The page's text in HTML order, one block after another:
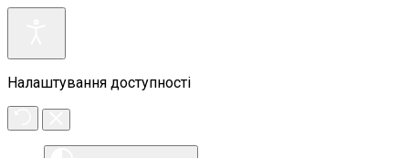
Налаштування доступності